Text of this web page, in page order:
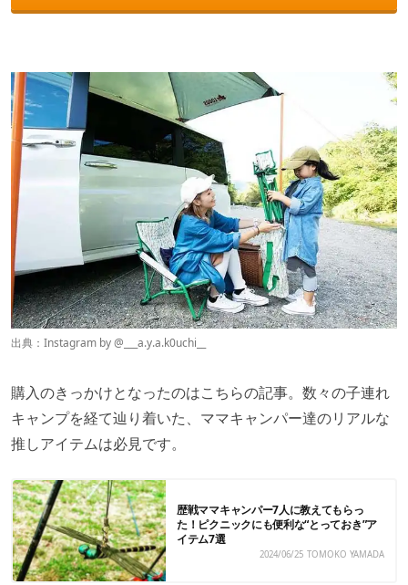
出典：Instagram by@___a.y.a.k0uchi__
購入のきっかけとなったのはこちらの記事。数々の子連れ
キャンプを経て辿り着いた、ママキャンパー達のリアルな
推しアイテムは必見です。
歴戦ママキャンパー7人に教えてもらっ
た！ピクニックにも便利な“とっておき”ア
イテム7選
2024/06/25 TOMOKO YAMADA